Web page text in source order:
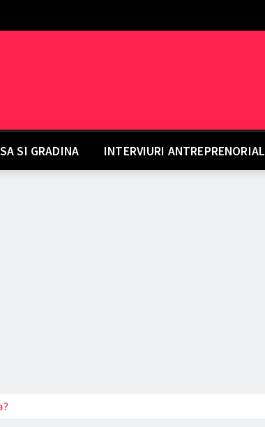
SI GRADINA INTERVIURI